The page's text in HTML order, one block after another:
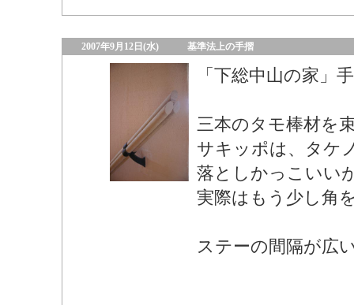
2007年9月12日(水) 基準法上の手摺
「下総中山の家」
三本のタモ棒材を
サキッポは、タケ
落としかっこいい
実際はもう少し角
ステーの間隔が広